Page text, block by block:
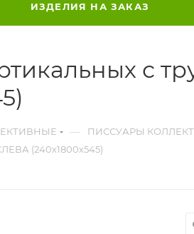
ИЗДЕЛИЯ НА ЗАКАЗ
с
— ПИССУАРЫ
(240х1800х545)